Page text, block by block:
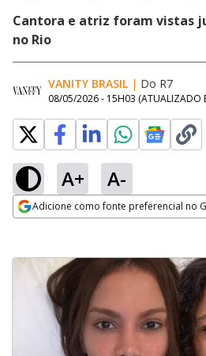
Cantora e atriz foram vistas
no Rio
VANITY BRASIL | Do R7
08/05/2026 - 15H03 (ATUALIZADO
A+ A-
Adicione como fonte preferencial no